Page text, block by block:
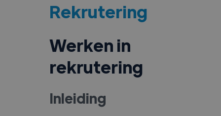
Rekrutering
Werken in
rekrutering
Inleiding